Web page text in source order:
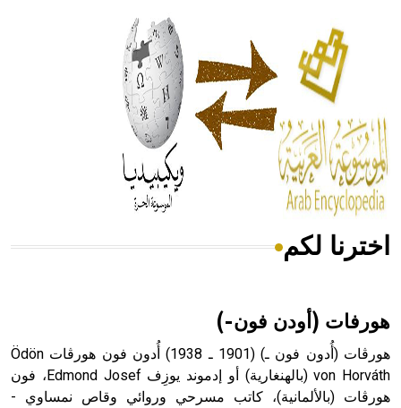
الحكم، الأدلة، تنظيم التغذية، ورسالته في جروح الرأس. ويعود
له الفضل بأنه حرر الطب من الدين والفلسفة.
- هل تعلم أن المرجان إفراز حيواني يتكون في البحر ويتركب
من مادة كربونات الكلسيوم، وهو أحمر أو شديد الحمرة وهو
أجود أنواعه، ويمتاز بكبر الحجم ويسمى الش
هل تعلم أن الأبسيد كلمة فرنسية اللفظ تم اعتمادها مصطلحاً
- هل تعلم أن أبجر Abgar اسم معروف جيداً يعود إلى عدد من
اخترنا لكم
هورفات (أودن فون-)
هورڤات (أُدون فون ـ) (1901 ـ 1938) أُدون فون هورڤات Ödön
von Horváth (بالهنغارية) أو إدموند يوزِف Edmond Josef، فون
هورڤات (بالألمانية)، كاتب مسرحي وروائي وقاص نمساوي -